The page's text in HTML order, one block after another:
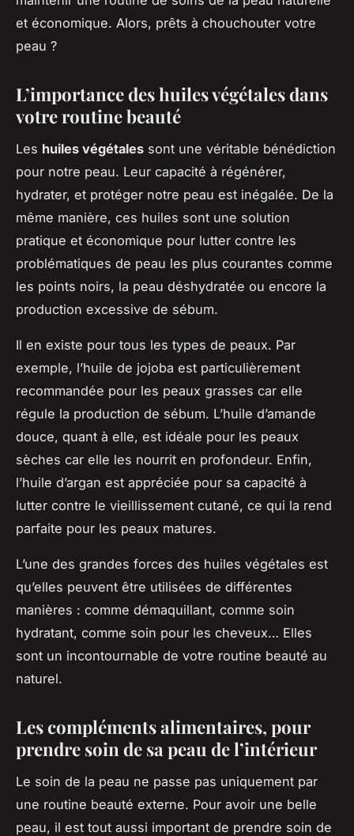
et économique. Alors, prêts à chouchouter votre
peau ?
L’importance des huiles végétales dans
votre routine beauté
Les huiles végétales sont une véritable bénédiction
pour notre peau. Leur capacité à régénérer,
hydrater, et protéger notre peau est inégalée. De la
même manière, ces huiles sont une solution
pratique et économique pour lutter contre les
problématiques de peau les plus courantes comme
les points noirs, la peau déshydratée ou encore la
production excessive de sébum.
Il en existe pour tous les types de peaux. Par
exemple, l’huile de jojoba est particulièrement
recommandée pour les peaux grasses car elle
régule la production de sébum. L’huile d’amande
douce, quant à elle, est idéale pour les peaux
sèches car elle les nourrit en profondeur. Enfin,
l’huile d’argan est appréciée pour sa capacité à
lutter contre le vieillissement cutané, ce qui la rend
parfaite pour les peaux matures.
L’une des grandes forces des huiles végétales est
qu’elles peuvent être utilisées de différentes
manières : comme démaquillant, comme soin
hydratant, comme soin pour les cheveux… Elles
sont un incontournable de votre routine beauté au
naturel.
Les compléments alimentaires, pour
prendre soin de sa peau de l’intérieur
Le soin de la peau ne passe pas uniquement par
une routine beauté externe. Pour avoir une belle
peau, il est tout aussi important de prendre soin de